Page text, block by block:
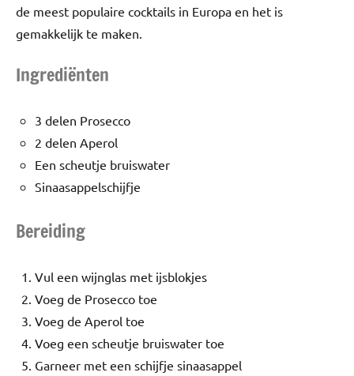
de meest populaire cocktails in Europa en het is
gemakkelijk te maken.
Ingrediënten
3 delen Prosecco
2 delen Aperol
Een scheutje bruiswater
Sinaasappelschijfje
Bereiding
Vul een wijnglas met ijsblokjes
Voeg de Prosecco toe
Voeg de Aperol toe
Voeg een scheutje bruiswater toe
Garneer met een schijfje sinaasappel